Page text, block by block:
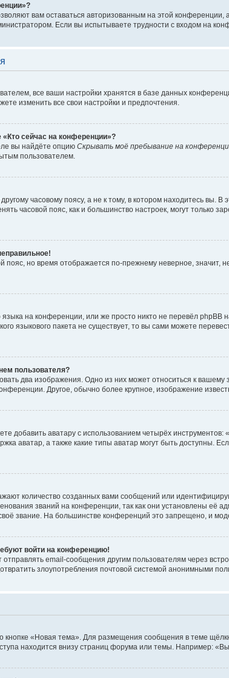
вам оставаться авторизованным на этой
Если вы испытываете трудности с входом на
все ваши настройки хранятся в базе данных
изменить все свои настройки и предпочтения.
сейчас на конференции»?
вы найдёте опцию Скрывать моё пребывание на
пользователем.
часовому поясу, а не к тому, в котором находитесь вы.
часовой пояс, как и большинство настроек, могут только
пояс, но время отображается по-прежнему неверное,
на конференции, или же просто никто не перевёл
языкового пакета не существует, то вы сами можете
пользователя?
два изображения. Одно из них может относиться к
Другое, обычно более крупное, изображение
добавить аватару с использованием четырёх
аватар, а также какие типы аватар могут быть доступны.
количество созданных вами сообщений или
званий на конференции, так как они установлены её
звание. На большинстве конференций это запрещено, и
войти на конференцию!
отправлять email-сообщения другим пользователям через
злоупотребления почтовой системой анонимными
«Новая тема». Для размещения сообщения в теме
находится внизу страниц форума или темы. Например: